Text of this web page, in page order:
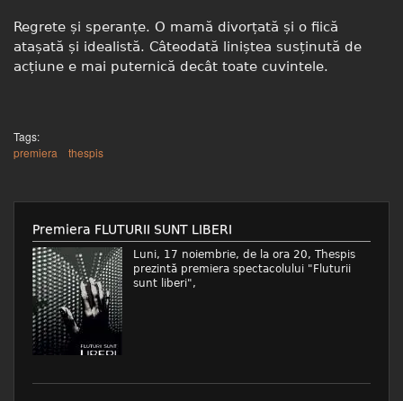
Regrete și speranțe. O mamă divorțată și o fiică
atașată și idealistă. Câteodată liniștea susținută de
acțiune e mai puternică decât toate cuvintele.
Tags:
premiera
thespis
Premiera FLUTURII SUNT LIBERI
Luni, 17 noiembrie, de la ora 20, Thespis
prezintă premiera spectacolului "Fluturii
sunt liberi",